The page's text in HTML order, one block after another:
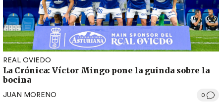
REAL OVIEDO
La Crónica: Víctor Mingo pone la guinda sobre la
bocina
JUAN MORENO 0